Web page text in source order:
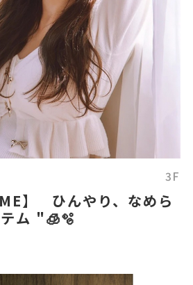
3F
】 ひんやり、なめら
か。" 新作アイテム "🧊🫧